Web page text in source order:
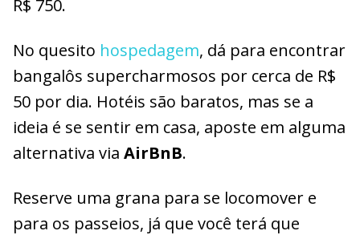
R$ 750.
No quesito hospedagem, dá para encontrar
bangalôs supercharmosos por cerca de R$
50 por dia. Hotéis são baratos, mas se a
ideia é se sentir em casa, aposte em alguma
alternativa via AirBnB.
Reserve uma grana para se locomover e
para os passeios, já que você terá que